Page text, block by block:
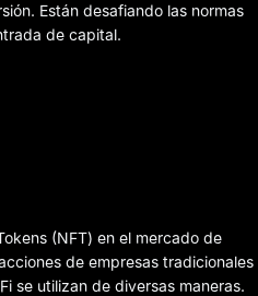
Están desafiando las normas
de capital.
(NFT) en el mercado de
de empresas tradicionales
se utilizan de diversas maneras.